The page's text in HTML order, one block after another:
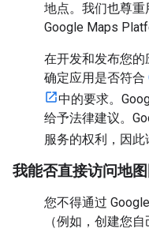
地点。我们也尊
Google Maps
在开发和发布您的
确定应用是否符合
中的要求。
给予法律建议。
服务的权利，因
我能否直接访问地
您不得通过
（例如，创建您